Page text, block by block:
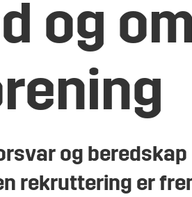
og
og beredskap
rekruttering er